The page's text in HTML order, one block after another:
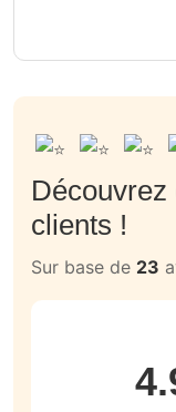
Découvrez
clients !
Sur base de 23